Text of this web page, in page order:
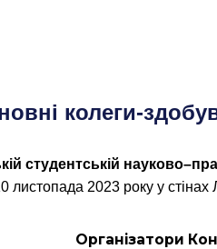
колеги-
студентській науково–
листопада 2023 року у
Організатори